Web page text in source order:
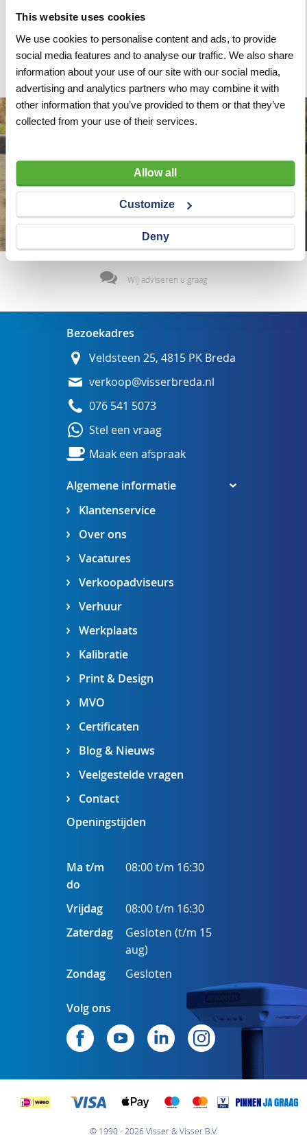
This website uses cookies
We use cookies to personalise content and ads, to provide
social media features and to analyse our traffic. We also share
information about your use of our site with our social media,
advertising and analytics partners who may combine it with
other information that you’ve provided to them or that they’ve
collected from your use of their services.
Allow all
Customize
Deny
VERLANGLIJST
VERGELIJKEN
Artnr y4598 excl. btw
€ 127,85
Artnr y4597 excl. btw
€ 99,35
Wij adviseren u graag
Algemene informatie
Klantenservice
Over ons
Vacatures
Verkoopadviseurs
Verhuur
Werkplaats
Kalibratie
Print & Design
MVO
Certificaten
Blog & Nieuws
Veelgestelde vragen
Contact
Bezoekadres
Veldsteen 25, 4815 PK Breda
verkoop@visserbreda.nl
076 541 5073
Stel een vraag
Maak een afspraak
Openingstijden
Ma t/m
do
08:00 t/m 16:30
Vrijdag
08:00 t/m 16:30
Zaterdag
Gesloten (t/m 15
aug)
Zondag
Gesloten
Volg ons
© 1990 - 2026 Visser & Visser B.V.